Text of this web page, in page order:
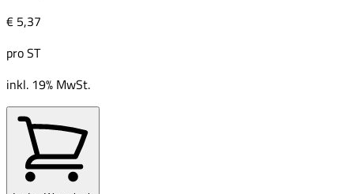
€ 5,37
proST
inkl. 19% MwSt.